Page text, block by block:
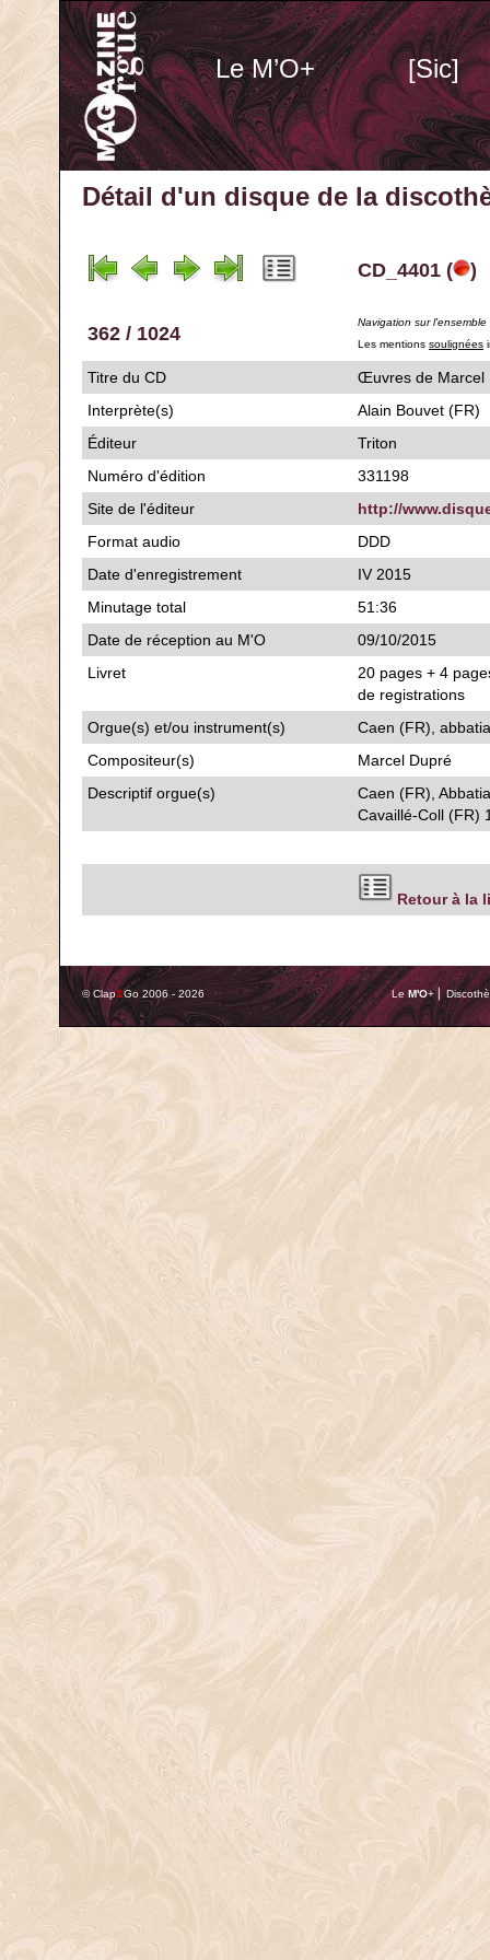
Le M’O+ [Sic]
Détail d'un disque de la
CD_4401 ( )
362 / 1024
Navigation sur
Les mentions soulignées
Titre du CD
Œuvres
Interprète(s)
Alain Bouvet (FR)
Éditeur
Triton
Numéro d'édition
331198
Site de l'éditeur
http://
Format audio
DDD
Date d'enregistrement
IV 2015
Minutage total
51:36
Date de réception au M'O
09/10/2015
Livret
20 pages + 4
de registrations
Orgue(s) et/ou instrument(s)
Caen (FR),
Compositeur(s)
Marcel Dupré
Descriptif orgue(s)
Caen (FR),
Cavaillé-Coll (FR)
Retour à la
© Clap&Go 2006 - 2026 Le M'O+ ⎢